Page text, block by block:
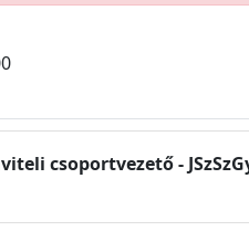
csoportvezető -